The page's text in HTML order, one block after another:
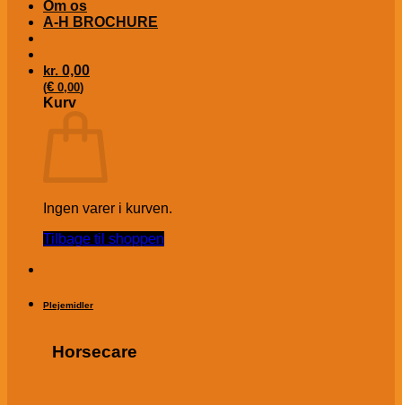
Om os
A-H BROCHURE
kr. 0,00
(€ 0,00)
Kurv
Ingen varer i kurven.
Tilbage til shoppen
Plejemidler
Horsecare